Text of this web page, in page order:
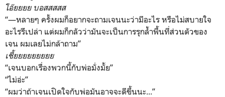
โอ๊ยยยย บอสสสสส
“—หลายๆ ครั้งผมก็อยากจะถามเจนนะว่ามีอะไร หรือไม่สบายใจ
อะไรรึเปล่า แต่ผมก็กลัวว่ามันจะเป็นการรุกล้ำพื้นที่ส่วนตัวของ
เจน ผมเลยไม่กล้าถาม”
เชี้ยยยยยยยยย
“เจนบอกเรื่องพวกนี้กับพ่อมั่งมั้ย”
“ไม่อ่ะ”
“ผมว่าถ้าเจนเปิดใจกับพ่อมันอาจจะดีขึ้นนะ...”